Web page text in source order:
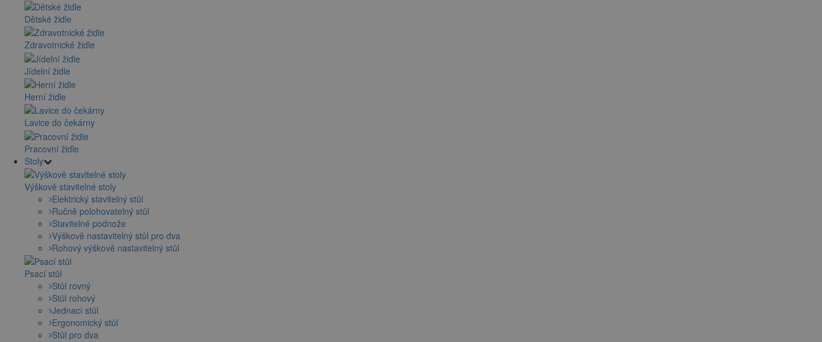
Dětské židle
Zdravotnické židle
Jídelní židle
Herní židle
Lavice do čekárny
Pracovní židle
Stoly
Výškově stavitelné stoly
Elektrický stavitelný stůl
Ručně polohovatelný stůl
Stavitelné podnože
Výškově nastavitelný stůl pro dva
Rohový výškově nastavitelný stůl
Psací stůl
Stůl rovný
Stůl rohový
Jednací stůl
Ergonomický stůl
Stůl pro dva